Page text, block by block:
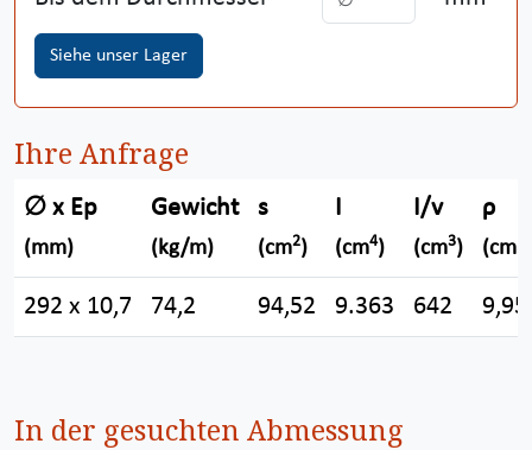
Siehe unser Lager
Ihre Anfrage
∅ x Ep
(mm)
Gewicht
(kg/m)
s
(cm2)
I
(cm4)
I/v
(cm3)
ρ
(cm)
292 x 10,7 74,2 94,52 9.363 642
In der gesuchten Abmessung